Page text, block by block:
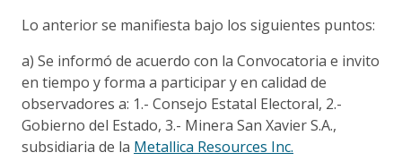
Lo anterior se manifiesta bajo los siguientes puntos:
a) Se informó de acuerdo con la Convocatoria e invito
en tiempo y forma a participar y en calidad de
observadores a: 1.- Consejo Estatal Electoral, 2.-
Gobierno del Estado, 3.- Minera San Xavier S.A.,
subsidiaria de la Metallica Resources Inc.